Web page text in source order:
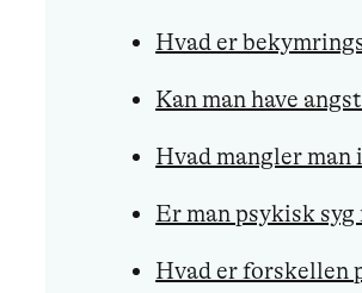
Hvad er
Kan man have
Hvad mangler man
Er man psykisk
Hvad er forskellen